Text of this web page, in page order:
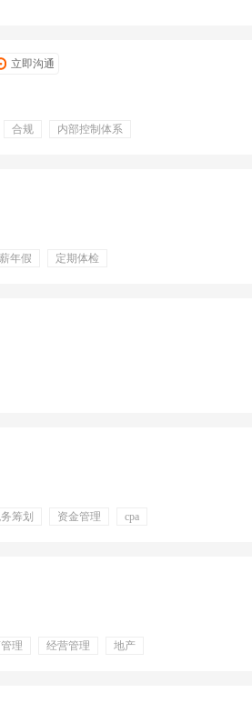
立即沟通
合规
内部控制体系
年假
定期体检
筹划 资金管理
cpa
理 经营管理
地产